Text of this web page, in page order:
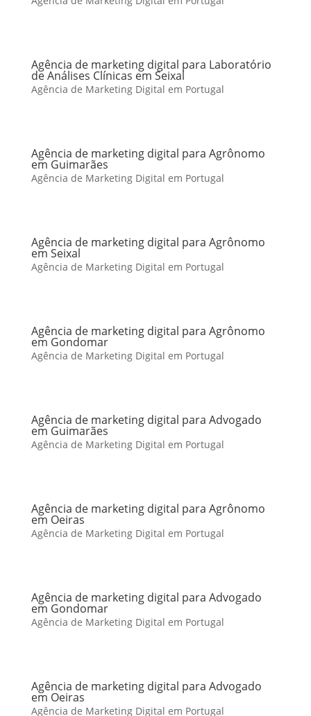
Agência de marketing digital para Laboratório
de Análises Clínicas em Seixal
Agência de Marketing Digital em Portugal
Agência de marketing digital para Agrônomo
em Guimarães
Agência de Marketing Digital em Portugal
Agência de marketing digital para Agrônomo
em Seixal
Agência de Marketing Digital em Portugal
Agência de marketing digital para Agrônomo
em Gondomar
Agência de Marketing Digital em Portugal
Agência de marketing digital para Advogado
em Guimarães
Agência de Marketing Digital em Portugal
Agência de marketing digital para Agrônomo
em Oeiras
Agência de Marketing Digital em Portugal
Agência de marketing digital para Advogado
em Gondomar
Agência de Marketing Digital em Portugal
Agência de marketing digital para Advogado
em Oeiras
Agência de Marketing Digital em Portugal